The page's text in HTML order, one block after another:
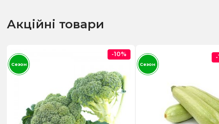
Акційні товари
-10%
Сезон Сезон